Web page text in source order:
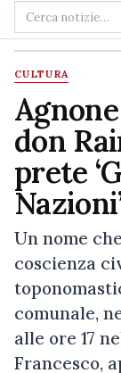
Cerca
nel
sito
CULTURA
don
prete
Un nome
coscienza
comunale,
alle ore 17
Francesco,